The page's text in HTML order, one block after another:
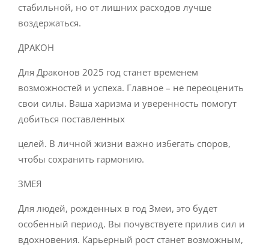
стабильной, но от лишних расходов лучше
воздержаться.
ДРАКОН
Для Драконов 2025 год станет временем
возможностей и успеха. Главное – не переоценить
свои силы. Ваша харизма и уверенность помогут
добиться поставленных
целей. В личной жизни важно избегать споров,
чтобы сохранить гармонию.
ЗМЕЯ
Для людей, рожденных в год Змеи, это будет
особенный период. Вы почувствуете прилив сил и
вдохновения. Карьерный рост станет возможным,